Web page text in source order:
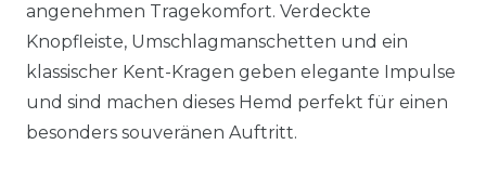
angenehmen Tragekomfort. Verdeckte
Knopfleiste, Umschlagmanschetten und ein
klassischer Kent-Kragen geben elegante Impulse
und sind machen dieses Hemd perfekt für einen
besonders souveränen Auftritt.